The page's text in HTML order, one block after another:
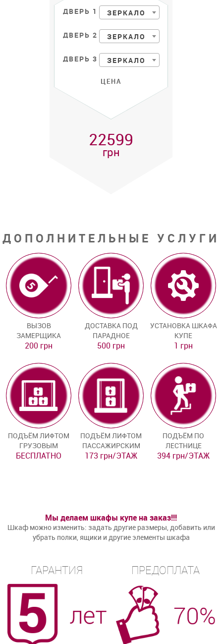
ДВЕРЬ 1 ЗЕРКАЛО
ДВЕРЬ 2 ЗЕРКАЛО
ДВЕРЬ 3 ЗЕРКАЛО
ЦЕНА
22599
грн
ДОПОЛНИТЕЛЬНЫЕ УСЛУГИ
ВЫЗОВ
ЗАМЕРЩИКА
200 грн
ДОСТАВКА ПОД
ПАРАДНОЕ
500 грн
УСТАНОВКА ШКАФА
КУПЕ
1 грн
ПОДЪЁМ ЛИФТОМ
ГРУЗОВЫМ
БЕСПЛАТНО
ПОДЪЁМ ЛИФТОМ
ПАССАЖИРСКИМ
173 грн/ЭТАЖ
ПОДЪЁМ ПО
ЛЕСТНИЦЕ
394 грн/ЭТАЖ
Мы делаем шкафы купе на заказ!!!
Шкаф можно изменить: задать другие размеры, добавить или
убрать полки, ящики и другие элементы шкафа
ГАРАНТИЯ ПРЕДОПЛАТА